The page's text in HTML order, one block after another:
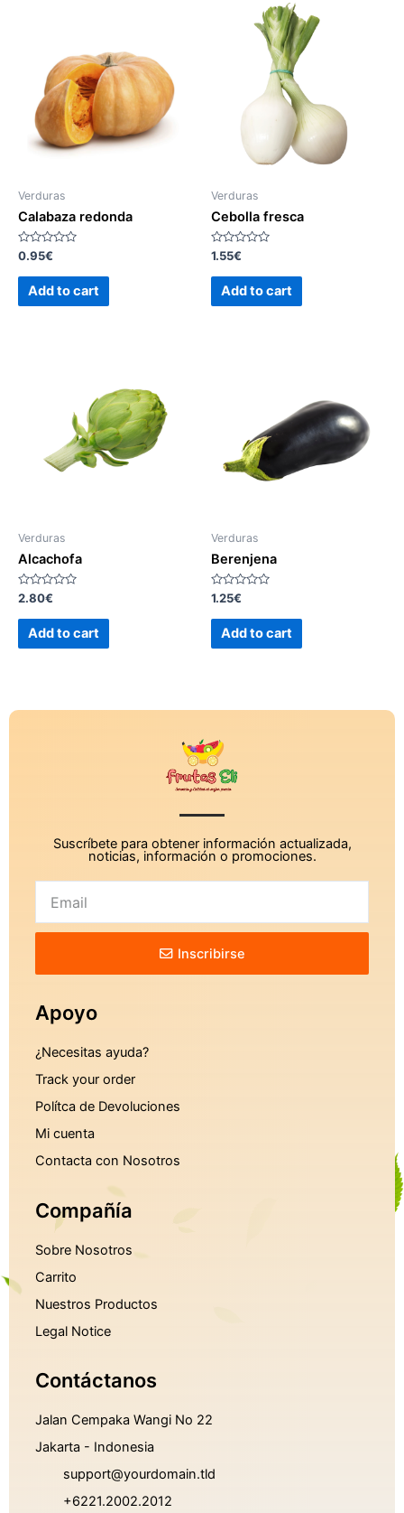
Verduras
Calabaza redonda
Rated
0
out
0.95€
Add to cart
Verduras
Cebolla fresca
Rated
out
1.55€
Add to cart
Verduras
Alcachofa
Rated
out
2.80€
Add to cart
Verduras
Berenjena
Rated
out
1.25€
Add to cart
Suscríbete para obtener información actualizada,
noticias, información o promociones.
Inscribirse
Apoyo
¿Necesitas ayuda?
Track your order
Polítca de Devoluciones
Mi cuenta
Contacta con Nosotros
Compañía
Sobre Nosotros
Carrito
Nuestros Productos
Legal Notice
Contáctanos
Jalan Cempaka Wangi No 22
Jakarta - Indonesia
support@yourdomain.tld
+6221.2002.2012